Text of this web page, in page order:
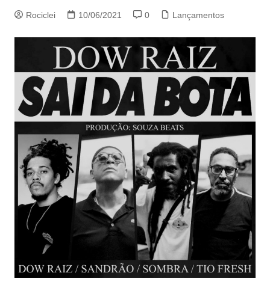
Rociclei 10/06/2021 0 Lançamentos